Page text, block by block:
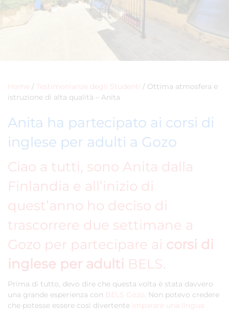
Home / Testimonianze degli Studenti / Ottima atmosfera e
istruzione di alta qualità – Anita
Anita ha partecipato ai corsi di
inglese per adulti a Gozo
Ciao a tutti, sono Anita dalla
Finlandia e all’inizio di
quest’anno ho deciso di
trascorrere due settimane a
Gozo per partecipare ai corsi di
inglese per adulti BELS.
Prima di tutto, devo dire che questa volta è stata davvero
una grande esperienza con BELS Gozo. Non potevo credere
che potesse essere così divertente imparare una lingua